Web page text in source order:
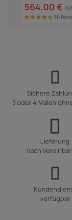
564,00 €
38
Sichere
3 oder 4 Malen
Lieferung
nach
verfügbar